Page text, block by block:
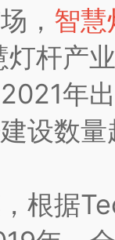
， 智慧
产业
年
设数
据